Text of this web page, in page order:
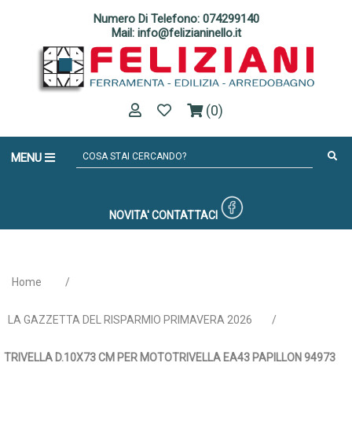
Numero Di Telefono: 074299140
Mail: info@felizianinello.it
(0)
MENU
NOVITA' CONTATTACI
Home /
LA GAZZETTA DEL RISPARMIO PRIMAVERA 2026 /
TRIVELLA D.10X73 CM PER MOTOTRIVELLA EA43 PAPILLON 94973